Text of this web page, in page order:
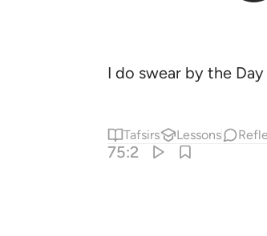
I do swear by the
Tafsirs Lessons
75:2